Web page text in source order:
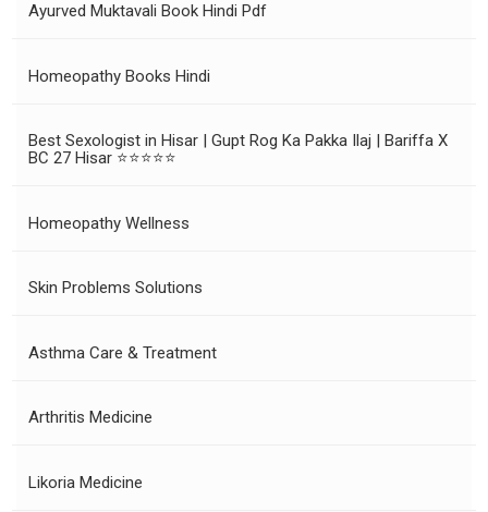
Ayurved Muktavali Book Hindi Pdf
Homeopathy Books Hindi
Best Sexologist in Hisar | Gupt Rog Ka Pakka Ilaj | Bariffa X
BC 27 Hisar ⭐⭐⭐⭐⭐
Homeopathy Wellness
Skin Problems Solutions
Asthma Care & Treatment
Arthritis Medicine
Likoria Medicine